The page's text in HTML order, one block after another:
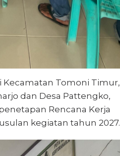
Kecamatan Tomoni Timur,
dan Desa Pattengko,
Rencana Kerja
kegiatan tahun 2027.